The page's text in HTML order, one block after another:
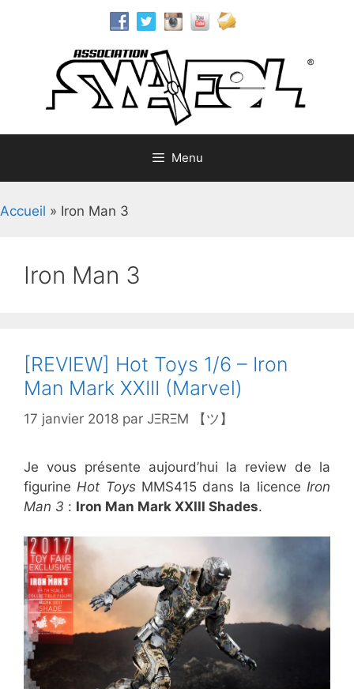
Menu
Accueil » Iron Man 3
Iron Man 3
[REVIEW] Hot Toys 1/6 – Iron
Man Mark XXIII (Marvel)
17 janvier 2018 par JΞRΞM 【ツ】
Je vous présente aujourd’hui la review de la
figurine Hot ToysMMS415 dans la licence Iron
Man 3 : Iron Man Mark XXIII Shades.